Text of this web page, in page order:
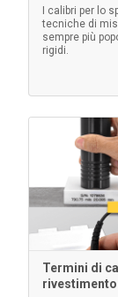
con una
punta della
I calibri per lo
tecniche di
sempre più
rigidi.
Termini di
rivestimento